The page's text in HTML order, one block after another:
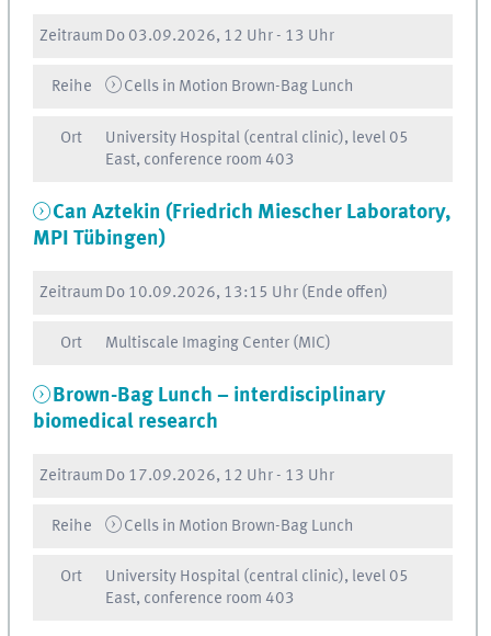
Zeitraum Do03.09.2026, 12 Uhr- 13 Uhr
Reihe Cells in Motion Brown-Bag Lunch
Ort
University Hospital (central clinic), level 05
East, conference room 403
Can Aztekin (Friedrich Miescher Laboratory,
MPI Tübingen)
Zeitraum Do10.09.2026, 13:15 Uhr(Ende offen)
Ort Multiscale Imaging Center (MIC)
Brown-Bag Lunch – interdisciplinary
biomedical research
Zeitraum Do17.09.2026, 12 Uhr- 13 Uhr
Reihe Cells in Motion Brown-Bag Lunch
Ort
University Hospital (central clinic), level 05
East, conference room 403